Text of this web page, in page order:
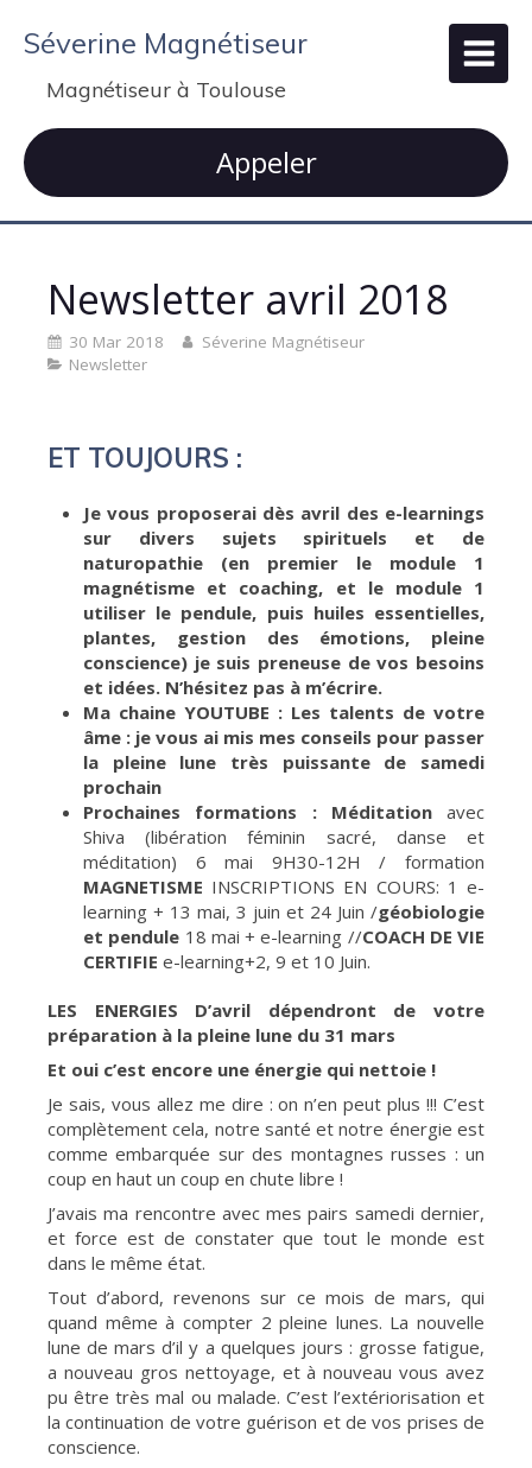
Séverine Magnétiseur
Magnétiseur à Toulouse
Appeler
Newsletter avril 2018
30 Mar 2018
Séverine Magnétiseur
Newsletter
ET TOUJOURS :
Je vous proposerai dès avril des e-learnings
sur divers sujets spirituels et de
naturopathie (en premier le module 1
magnétisme et coaching, et le module 1
utiliser le pendule, puis huiles essentielles,
plantes, gestion des émotions, pleine
conscience) je suis preneuse de vos besoins
et idées. N’hésitez pas à m’écrire.
Ma chaine YOUTUBE : Les talents de votre
âme : je vous ai mis mes conseils pour passer
la pleine lune très puissante de samedi
prochain
Prochaines formations : Méditation avec
Shiva (libération féminin sacré, danse et
méditation) 6 mai 9H30-12H / formation
MAGNETISME INSCRIPTIONS EN COURS: 1 e-
learning + 13 mai, 3 juin et 24 Juin /géobiologie
et pendule 18 mai + e-learning //COACH DE VIE
CERTIFIE e-learning+2, 9 et 10 Juin.
LES ENERGIES D’avril dépendront de votre
préparation à la pleine lune du 31 mars
Et oui c’est encore une énergie qui nettoie !
Je sais, vous allez me dire : on n’en peut plus !!! C’est
complètement cela, notre santé et notre énergie est
comme embarquée sur des montagnes russes : un
coup en haut un coup en chute libre !
J’avais ma rencontre avec mes pairs samedi dernier,
et force est de constater que tout le monde est
dans le même état.
Tout d’abord, revenons sur ce mois de mars, qui
quand même à compter 2 pleine lunes. La nouvelle
lune de mars d’il y a quelques jours : grosse fatigue,
a nouveau gros nettoyage, et à nouveau vous avez
pu être très mal ou malade. C’est l’extériorisation et
la continuation de votre guérison et de vos prises de
conscience.